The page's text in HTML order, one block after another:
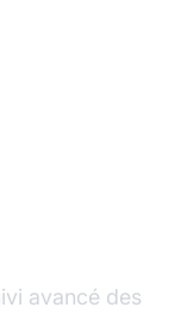
avancé des